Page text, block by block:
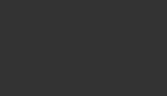
di apertura: